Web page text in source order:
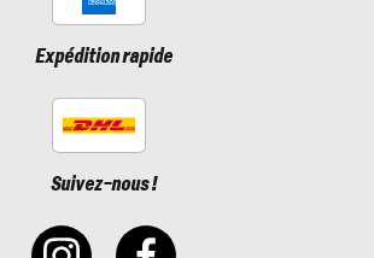
Expédition rapide
Suivez-nous !